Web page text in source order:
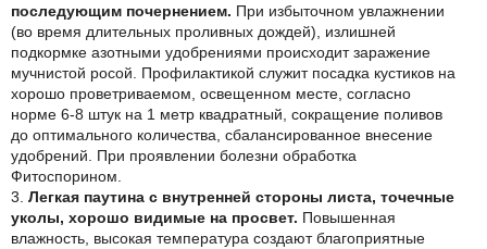
последующим почернением. При избыточном увлажнении
(во время длительных проливных дождей), излишней
подкормке азотными удобрениями происходит заражение
мучнистой росой. Профилактикой служит посадка кустиков на
хорошо проветриваемом, освещенном месте, согласно
норме 6-8 штук на 1 метр квадратный, сокращение поливов
до оптимального количества, сбалансированное внесение
удобрений. При проявлении болезни обработка
Фитоспорином.
3. Легкая паутина с внутренней стороны листа, точечные
уколы, хорошо видимые на просвет. Повышенная
влажность, высокая температура создают благоприятные